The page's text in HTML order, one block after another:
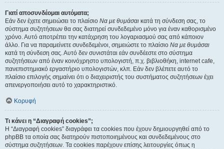
Γιατί αποσυνδέομαι αυτόματα;
Εάν δεν έχετε σημειώσει το πλαίσιο Να με θυμάσαι κατά τη σύνδεση σας, το
σύστημα συζητήσεων θα σας διατηρεί συνδεδεμένο μόνο για έναν καθορισμένο
χρόνο. Αυτό αποτρέπει την κατάχρηση του λογαριασμού σας από κάποιον
άλλο. Για να παραμείνετε συνδεδεμένοι, σημειώστε το πλαίσιο Να με θυμάσαι
κατά τη σύνδεση σας. Αυτό δεν συνιστάται εάν συνδέεστε στο σύστημα
συζητήσεων από έναν κοινόχρηστο υπολογιστή, π.χ. βιβλιοθήκη, internet cafe,
πανεπιστημιακό εργαστήριο υπολογιστών, κλπ. Εάν δεν βλέπετε αυτό το
πλαίσιο επιλογής σημαίνει ότι ο διαχειριστής του συστήματος συζητήσεων έχει
απενεργοποιήσει αυτό το χαρακτηριστικό.
Κορυφή
Τι κάνει η “Διαγραφή cookies”;
Η “Διαγραφή cookies” διαγράφει τα cookies που έχουν δημιουργηθεί από το
phpBB τα οποία σας διατηρούν πιστοποιημένους και συνδεδεμένους στο
σύστημα συζητήσεων. Τα cookies παρέχουν επίσης λειτουργίες όπως η